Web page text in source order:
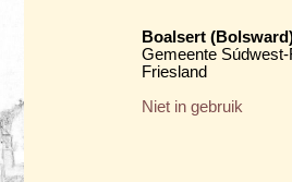
Boalsert
Gemeente
Friesland
Niet in gebruik